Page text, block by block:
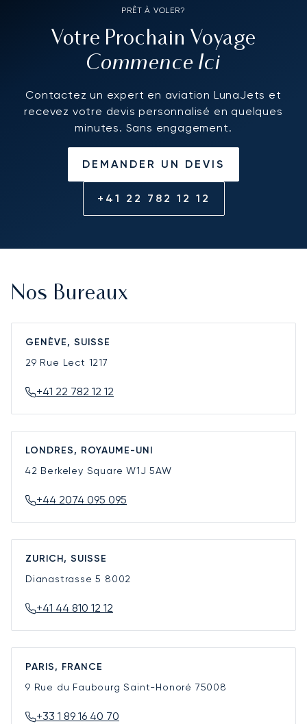
PRÊT À VOLER?
Votre Prochain Voyage
Commence Ici
Contactez un expert en aviation LunaJets et
recevez votre devis personnalisé en quelques
minutes. Sans engagement.
DEMANDER UN DEVIS
+41 22 782 12 12
Nos Bureaux
GENÈVE, SUISSE
29 Rue Lect 1217
+41 22 782 12 12
LONDRES, ROYAUME-UNI
42 Berkeley SquareW1J 5AW
+44 2074 095 095
ZURICH, SUISSE
Dianastrasse 5 8002
+41 44 810 12 12
PARIS, FRANCE
9 Rue du Faubourg Saint-Honoré 75008
+33 1 89 16 40 70